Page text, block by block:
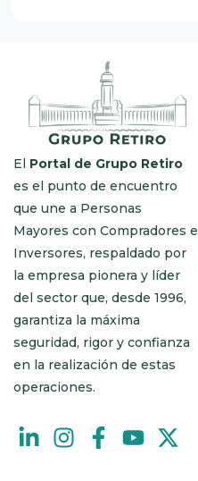
El Portal de Grupo Retiro
es el punto de encuentro
que une a Personas
Mayores con Compradores e
Inversores, respaldado por
la empresa pionera y líder
del sector que, desde 1996,
garantiza la máxima
seguridad, rigor y confianza
en la realización de estas
operaciones.